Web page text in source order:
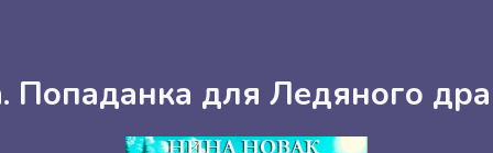
Попаданка для Ледяного